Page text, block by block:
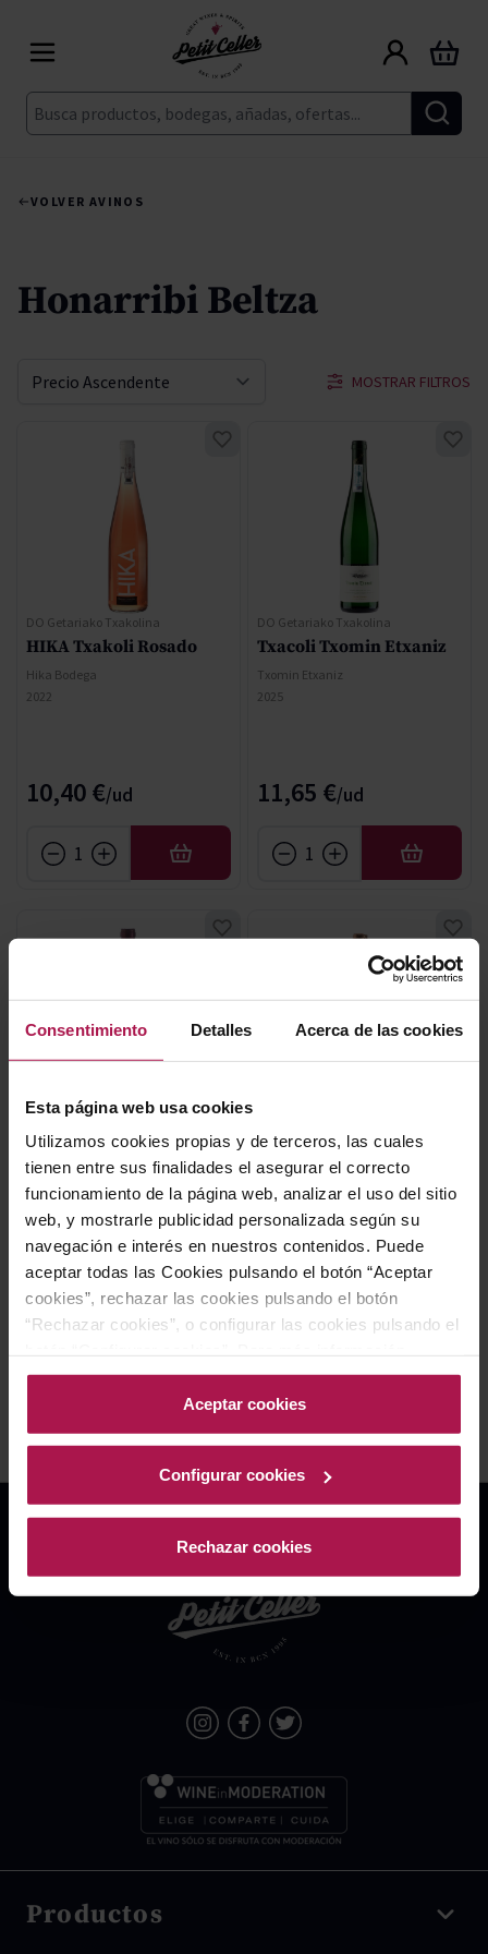
Consentimiento Detalles Acerca de las cookies
Esta página web usa cookies
Utilizamos cookies propias y de terceros, las cuales
tienen entre sus finalidades el asegurar el correcto
funcionamiento de la página web, analizar el uso del sitio
web, y mostrarle publicidad personalizada según su
navegación e interés en nuestros contenidos. Puede
aceptar todas las Cookies pulsando el botón “Aceptar
cookies”, rechazar las cookies pulsando el botón
“Rechazar cookies”, o configurar las cookies pulsando el
acceda a nuestra Política de Cookies.Para más
información acceda a nuestraPolítica de Cookies
Aceptar cookies
Configurar cookies
Rechazar cookies
Buscar
Carrito
VOLVER AVINOS
Honarribi Beltza
MOSTRAR FILTROS
Ordenar por
DO Getariako Txakolina
HIKA Txakoli Rosado
Hika Bodega
2022
10,40 €
AÑADIR
DO Getariako Txakolina
Txacoli Txomin Etxaniz
Txomin Etxaniz
2025
11,65 €
AÑADIR
DO Getariako Txakolina
HIKA Txakoli Tinto
Hika Bodega
2022
13,50 €
HIKA Txinpart Basque
Hika Bodega
2021
24,90 €
Productos